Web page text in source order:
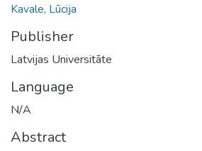
Kavale, Lūcija
Publisher
Latvijas Universitāte
Language
N/A
Abstract